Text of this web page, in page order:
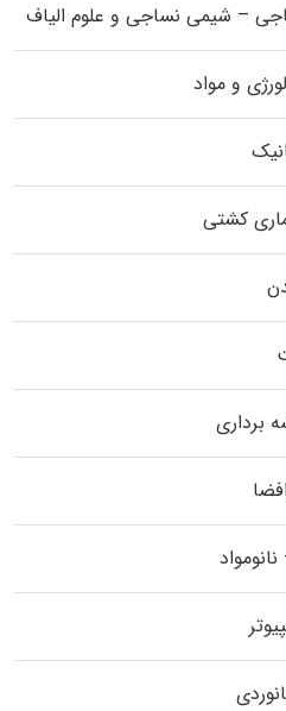
– شیمی نساجی و علوم الیاف
و مواد
کشتی
برداری